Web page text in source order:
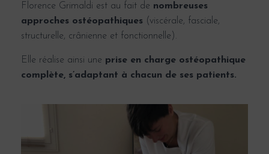
Florence Grimaldi est au fait de nombreuses
approches ostéopathiques (viscérale, fasciale,
structurelle, crânienne et fonctionnelle).
Elle réalise ainsi une prise en charge ostéopathique
complète, s’adaptant à chacun de ses patients.